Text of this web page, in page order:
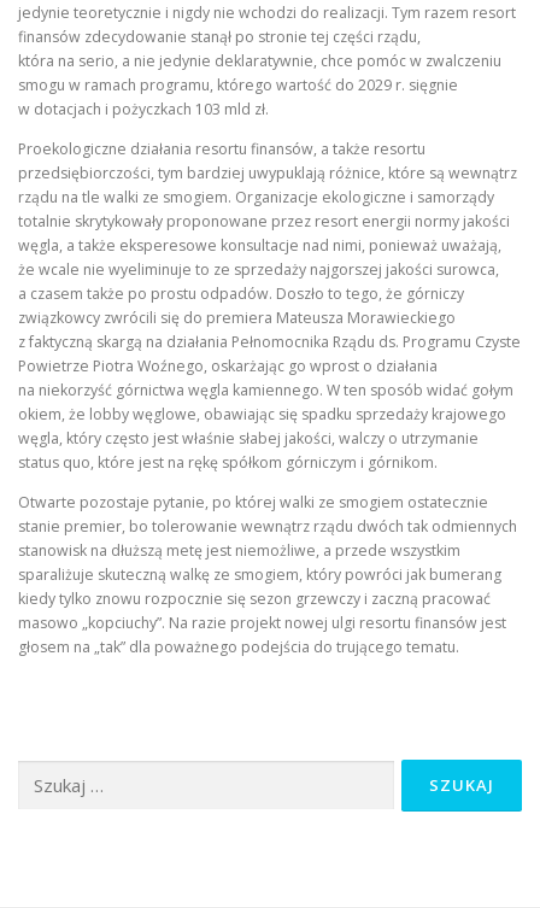
jedynie teoretycznie i nigdy nie wchodzi do realizacji. Tym razem resort
finansów zdecydowanie stanął po stronie tej części rządu,
która na serio, a nie jedynie deklaratywnie, chce pomóc w zwalczeniu
smogu w ramach programu, którego wartość do 2029 r. sięgnie
w dotacjach i pożyczkach 103 mld zł.
Proekologiczne działania resortu finansów, a także resortu
przedsiębiorczości, tym bardziej uwypuklają różnice, które są wewnątrz
rządu na tle walki ze smogiem. Organizacje ekologiczne i samorządy
totalnie skrytykowały proponowane przez resort energii normy jakości
węgla, a także eksperesowe konsultacje nad nimi, ponieważ uważają,
że wcale nie wyeliminuje to ze sprzedaży najgorszej jakości surowca,
a czasem także po prostu odpadów. Doszło to tego, że górniczy
związkowcy zwrócili się do premiera Mateusza Morawieckiego
z faktyczną skargą na działania Pełnomocnika Rządu ds. Programu Czyste
Powietrze Piotra Woźnego, oskarżając go wprost o działania
na niekorzyść górnictwa węgla kamiennego. W ten sposób widać gołym
okiem, że lobby węglowe, obawiając się spadku sprzedaży krajowego
węgla, który często jest właśnie słabej jakości, walczy o utrzymanie
status quo, które jest na rękę spółkom górniczym i górnikom.
Otwarte pozostaje pytanie, po której walki ze smogiem ostatecznie
stanie premier, bo tolerowanie wewnątrz rządu dwóch tak odmiennych
stanowisk na dłuższą metę jest niemożliwe, a przede wszystkim
sparaliżuje skuteczną walkę ze smogiem, który powróci jak bumerang
kiedy tylko znowu rozpocznie się sezon grzewczy i zaczną pracować
masowo „kopciuchy”. Na razie projekt nowej ulgi resortu finansów jest
głosem na „tak” dla poważnego podejścia do trującego tematu.